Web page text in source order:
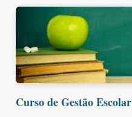
Curso de Gestão Escolar